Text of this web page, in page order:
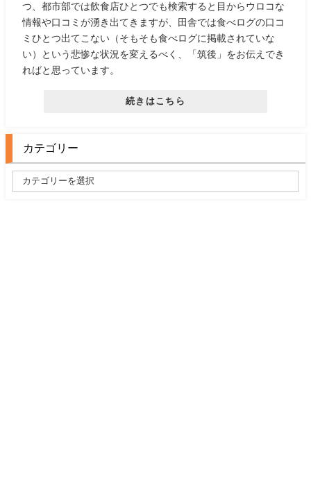
つ、都市部では飲食店ひとつでも検索すると目からウロコな
情報や口コミが湧き出てきますが、田舎では食べログの口コ
ミひとつ出てこない（そもそも食べログに掲載されていな
い）という悲惨な状況を変えるべく、「筑後」をお伝えでき
ればと思っています。
続きはこちら
カテゴリー